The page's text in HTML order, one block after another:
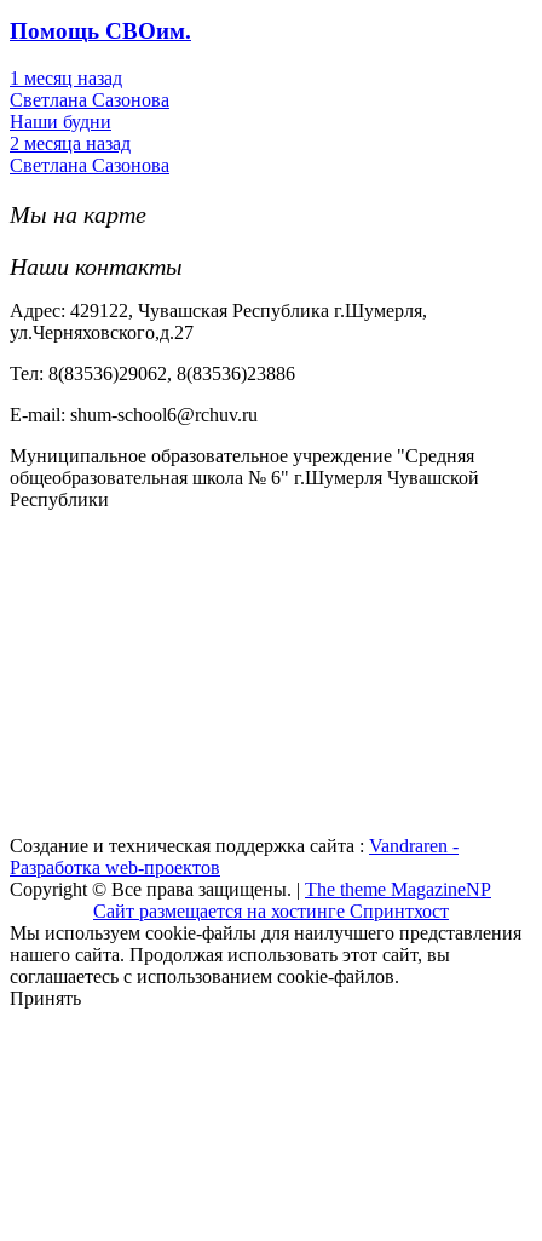
Помощь СВОим.
1 месяц назад
Светлана Сазонова
Наши будни
2 месяца назад
Светлана Сазонова
Мы на карте
Наши контакты
Адрес: 429122, Чувашская Республика г.Шумерля,
ул.Черняховского,д.27
Тел: 8(83536)29062, 8(83536)23886
Е-mail: shum-school6@rchuv.ru
Муниципальное образовательное учреждение "Средняя
общеобразовательная школа № 6" г.Шумерля Чувашской
Республики
Создание и техническая поддержка сайта : Vandraren -
Разработка web-проектов
Copyright © Все права защищены. | The theme MagazineNP
Сайт размещается на хостинге Спринтхост
Мы используем cookie-файлы для наилучшего представления
нашего сайта. Продолжая использовать этот сайт, вы
соглашаетесь с использованием cookie-файлов.
Принять